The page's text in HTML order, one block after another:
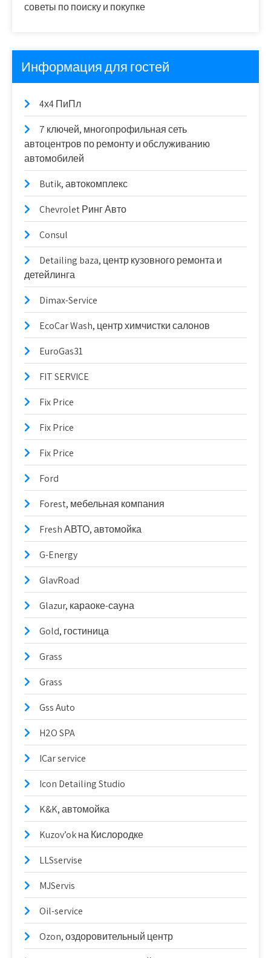
советы по поиску и покупке
Информация для гостей
4х4 ПиПл
7 ключей, многопрофильная сеть
автоцентров по ремонту и обслуживанию
автомобилей
Butik, автокомплекс
Chevrolet Ринг Авто
Consul
Detailing baza, центр кузовного ремонта и
детейлинга
Dimax-Service
EcoCar Wash, центр химчистки салонов
EuroGas31
FIT SERVICE
Fix Price
Fix Price
Fix Price
Ford
Forest, мебельная компания
Fresh АВТО, автомойка
G-Energy
GlavRoad
Glazur, караоке-сауна
Gold, гостиница
Grass
Grass
Gss Auto
H2O SPA
ICar service
Icon Detailing Studio
K&K, автомойка
Kuzov’ok на Кислородке
LLSservise
MJServis
Oil-service
Ozon, оздоровительный центр